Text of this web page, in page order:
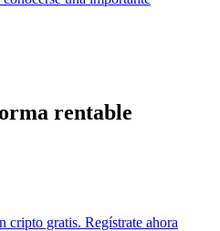
rentable
cripto gratis. Regístrate ahora